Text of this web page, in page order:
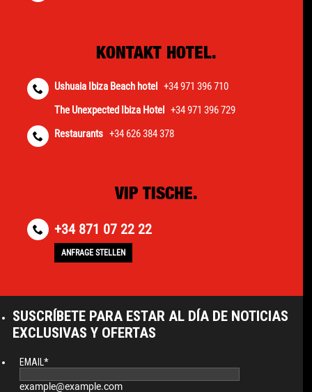
KONTAKT HOTEL.
Ushuaia Ibiza Beach hotel +34 971 396 710
The Unexpected Ibiza Hotel +34 971 396 729
Restaurants +34 626 384 378
VIP TISCHE.
+34 871 07 22 22
ANFRAGE STELLEN